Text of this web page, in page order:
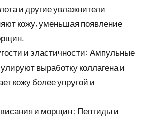
и другие увлажнители
кожу, уменьшая появление
и эластичности: Ампульные
выработку коллагена и
кожу более упругой и
и морщин: Пептиды и